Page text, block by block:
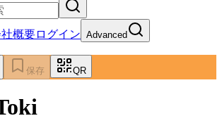
概要ログイン Advanced
保存 QR